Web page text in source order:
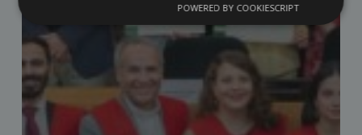
POWERED BY COOKIESCRIPT